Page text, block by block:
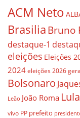
ACM Neto
BrasiliaBruno
destaque-1
eleições Eleições
2024 eleições 2026
Bolsonaro
Leão João Roma Lula
vivo PP prefeito